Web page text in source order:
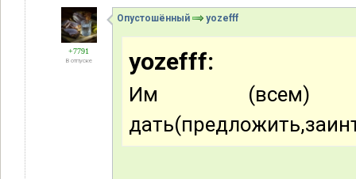
+7791
В отпуске
Опустошённый yozefff
yozefff:
Им (всем)